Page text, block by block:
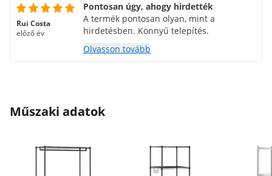
Rui Costa
előző év
Pontosan úgy, ahogy hirdették
A termék pontosan olyan, mint a
hirdetésben. Könnyű telepítés.
Olvasson tovább
Műszaki adatok